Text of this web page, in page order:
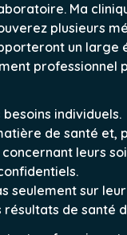
Ma
plusieurs
un large
professionnel
individuels.
de santé et,
leurs
seulement sur
de santé